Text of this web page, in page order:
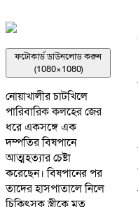
ফটোকার্ড ডাউনলোড করুন
(1080×1080)
নোয়াখালীর চাটখিলে
পারিবারিক কলহের জের
ধরে একসঙ্গে এক
দম্পতির বিষপানে
আত্মহত্যার চেষ্টা
করেছেন। বিষপানের পর
তাদের হাসপাতালে নিলে